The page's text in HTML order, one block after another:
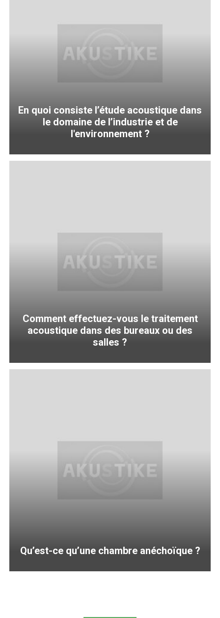
En quoi consiste l’étude acoustique dans
le domaine de l’industrie et de
l'environnement ?
Comment effectuez-vous le traitement
acoustique dans des bureaux ou des
salles ?
Qu’est-ce qu’une chambre anéchoïque ?